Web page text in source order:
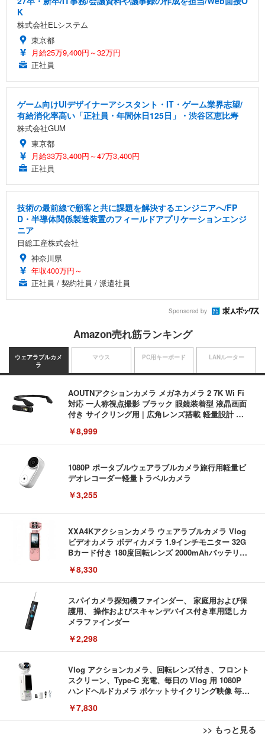
K
株式会社ELシステム
東京都
月給25万9,400円～32万円
正社員
ゲーム向けUIデザイナーアシスタント・IT・ゲーム業界志望/
有給消化率高い「正社員・年間休日125日」・渋谷区恵比寿
株式会社GUM
東京都
月給33万3,400円～47万3,400円
正社員
技術の最前線で顧客と共に課題を解決するエンジニアへ/FP
D・半導体関係製造装置のフィールドアプリケーションエンジ
ニア
日総工産株式会社
神奈川県
年収400万円～
正社員 / 契約社員 / 派遣社員
Sponsored by
Amazon売れ筋ランキング
ウェアラブルカメ
ラ
AOUTNアクションカメラ メガネカメラ 2 7K Wi Fi
対応 一人称視点撮影 ブラック 眼鏡装着型 液晶画面
付き サイクリング用 | 広角レンズ搭載 軽量設計 簡
軽量ボディ設計 録音機能対応 着脱しやすい構造 旅
行記録にも使いやすい (S111 ブラック + イヤーフッ
￥8,999
1080P ポータブルウェアラブルカメラ旅行用軽量ビ
デオレコーダー軽量トラベルカメラ
￥3,255
XXA4Kアクションカメラ ウェアラブルカメラ Vlog
ビデオカメラ ボディカメラ 1.9インチモニター 32G
Bカード付き 180度回転レンズ 2000mAhバッテリー
行 アウトドア 会議商談 授業 スポーツカメラ 三角ス
タンド付き 日本語取扱説明書 (ピンク)
￥8,330
スパイカメラ探知機ファインダー、 家庭用および保
護用、 操作およびスキャンデバイス付き車用隠しカ
メラファインダー
￥2,298
Vlog アクションカメラ、回転レンズ付き、フロント
スクリーン、Type-C 充電、毎日の Vlog 用 1080P
ハンドヘルドカメラ ポケットサイクリング映像 毎日
￥7,830
>> もっと見る
マウス PC用キーボード LANルーター